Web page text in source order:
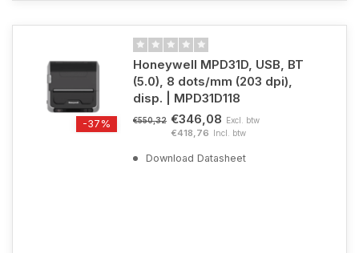
-37%
Honeywell MPD31D, USB, BT
(5.0), 8 dots/mm (203 dpi),
disp. | MPD31D118
€550,32 €346,08 Excl. btw
€418,76 Incl. btw
Download Datasheet